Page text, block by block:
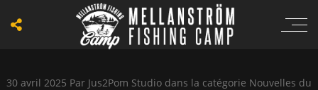
30 avril 2025 Par Jus2Pom Studio dans la catégorie Nouvelles du